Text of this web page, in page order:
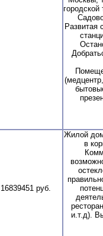
Развитая
16839451 руб.
Жилой
в
и.т.д).